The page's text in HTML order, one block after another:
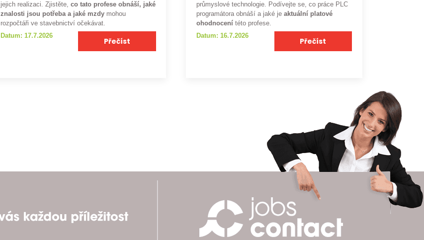
jejich realizaci. Zjistěte,co tato profese obnáší, jaké
znalosti jsou potřeba a jaké mzdy mohou
rozpočtáři ve stavebnictví očekávat.
Datum: 17.7.2026
Přečíst
průmyslové technologie. Podívejte se, co práce PLC
programátora obnáší a jaké je aktuální platové
ohodnocení této profese.
Datum: 16.7.2026
Přečíst